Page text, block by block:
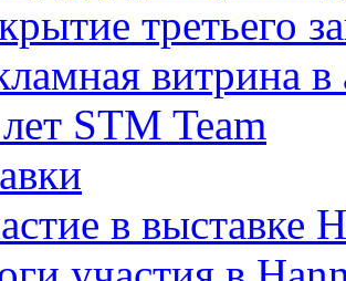
третьего
витрина в
STM Team
в выставке